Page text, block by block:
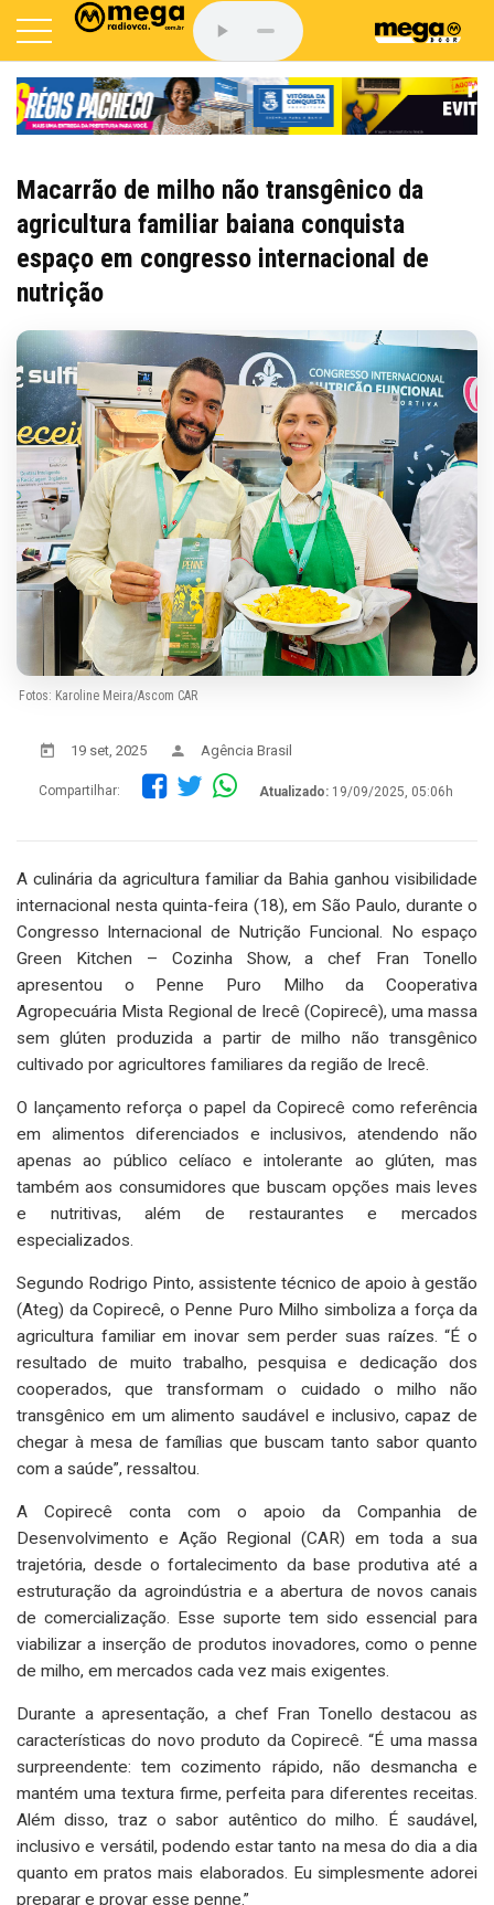
Macarrão de milho não transgênico da
agricultura familiar baiana conquista
espaço em congresso internacional de
nutrição
Fotos: Karoline Meira/Ascom CAR
19 set, 2025 Agência Brasil
Compartilhar: Atualizado: 19/09/2025, 05:06h
A culinária da agricultura familiar da Bahia ganhou visibilidade
internacional nesta quinta-feira (18), em São Paulo, durante o
Congresso Internacional de Nutrição Funcional. No espaço
Green Kitchen – Cozinha Show, a chef Fran Tonello
apresentou o Penne Puro Milho da Cooperativa
Agropecuária Mista Regional de Irecê (Copirecê), uma massa
sem glúten produzida a partir de milho não transgênico
cultivado por agricultores familiares da região de Irecê.
O lançamento reforça o papel da Copirecê como referência
em alimentos diferenciados e inclusivos, atendendo não
apenas ao público celíaco e intolerante ao glúten, mas
também aos consumidores que buscam opções mais leves
e nutritivas, além de restaurantes e mercados
especializados.
Segundo Rodrigo Pinto, assistente técnico de apoio à gestão
(Ateg) da Copirecê, o Penne Puro Milho simboliza a força da
agricultura familiar em inovar sem perder suas raízes. “É o
resultado de muito trabalho, pesquisa e dedicação dos
cooperados, que transformam o cuidado o milho não
transgênico em um alimento saudável e inclusivo, capaz de
chegar à mesa de famílias que buscam tanto sabor quanto
com a saúde”, ressaltou.
A Copirecê conta com o apoio da Companhia de
Desenvolvimento e Ação Regional (CAR) em toda a sua
trajetória, desde o fortalecimento da base produtiva até a
estruturação da agroindústria e a abertura de novos canais
de comercialização. Esse suporte tem sido essencial para
viabilizar a inserção de produtos inovadores, como o penne
de milho, em mercados cada vez mais exigentes.
Durante a apresentação, a chef Fran Tonello destacou as
características do novo produto da Copirecê. “É uma massa
surpreendente: tem cozimento rápido, não desmancha e
mantém uma textura firme, perfeita para diferentes receitas.
Além disso, traz o sabor autêntico do milho. É saudável,
inclusivo e versátil, podendo estar tanto na mesa do dia a dia
quanto em pratos mais elaborados. Eu simplesmente adorei
preparar e provar esse penne.”